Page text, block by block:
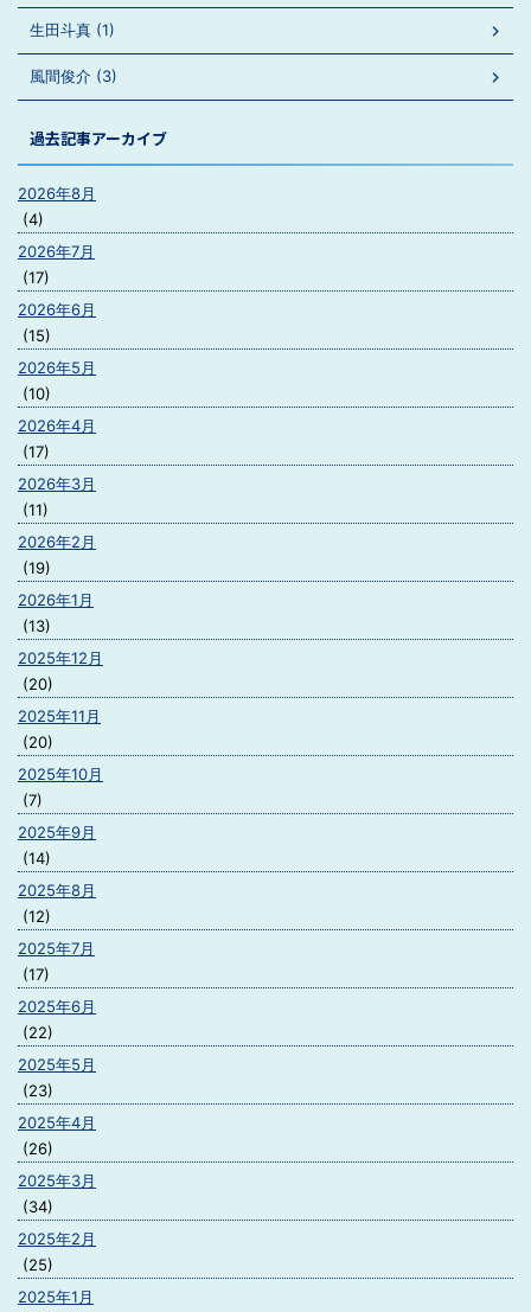
生田斗真 (1)
風間俊介 (3)
過去記事アーカイブ
2026年8月
(4)
2026年7月
(17)
2026年6月
(15)
2026年5月
(10)
2026年4月
(17)
2026年3月
(11)
2026年2月
(19)
2026年1月
(13)
2025年12月
(20)
2025年11月
(20)
2025年10月
(7)
2025年9月
(14)
2025年8月
(12)
2025年7月
(17)
2025年6月
(22)
2025年5月
(23)
2025年4月
(26)
2025年3月
(34)
2025年2月
(25)
2025年1月